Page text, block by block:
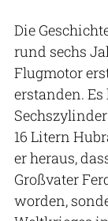
Die
rund sechs
Flugmotor
erstanden.
16 Litern
er heraus,
Großvater
worden,